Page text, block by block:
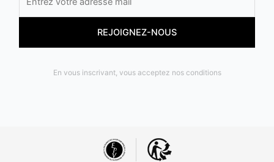
En vous inscrivant, vous acceptez nos conditions